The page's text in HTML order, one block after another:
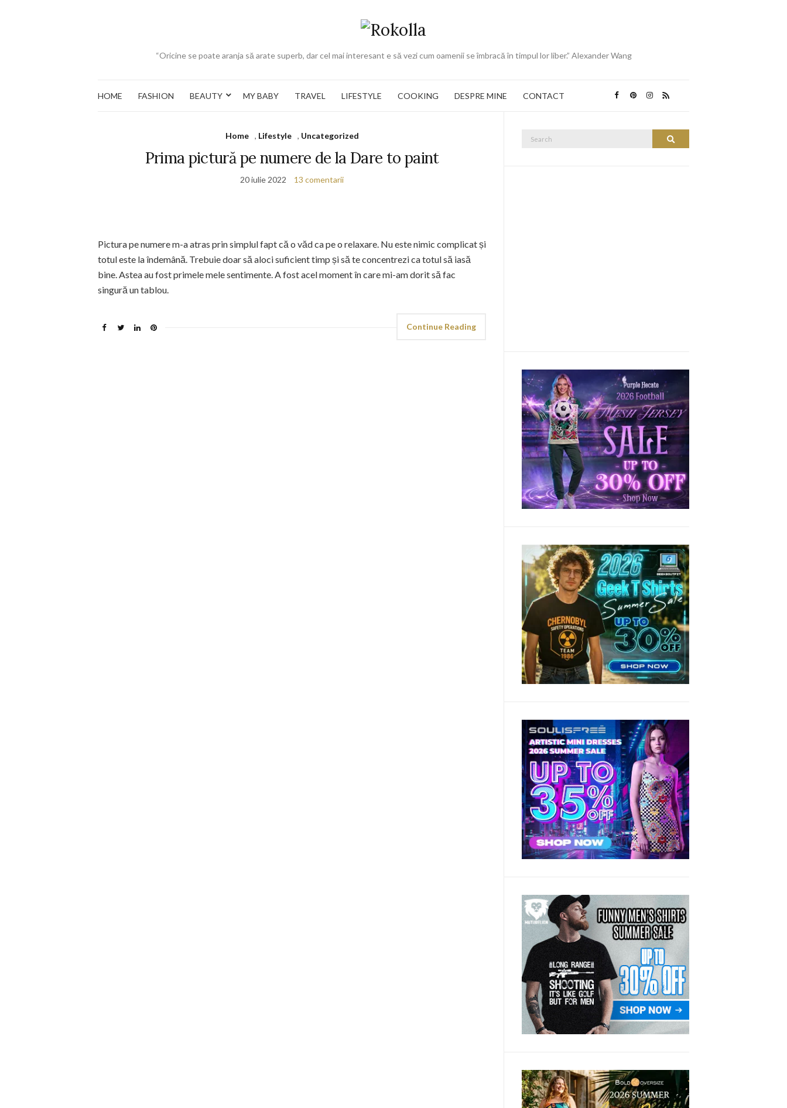
“Oricine se poate aranja să arate superb, dar cel mai interesant e să vezi cum oamenii se îmbracă în timpul lor liber.” Alexander Wang
HOME FASHION BEAUTY MY BABY TRAVEL LIFESTYLE COOKING DESPRE MINE CONTACT
Home , Lifestyle , Uncategorized
Prima pictură pe numere de la Dare to paint
20 iulie 2022 13 comentarii
Pictura pe numere m-a atras prin simplul fapt că o văd ca pe o relaxare. Nu este nimic complicat și
totul este la îndemână. Trebuie doar să aloci suficient timp și să te concentrezi ca totul să iasă
bine. Astea au fost primele mele sentimente. A fost acel moment în care mi-am dorit să fac
singură un tablou.
Continue Reading
Search